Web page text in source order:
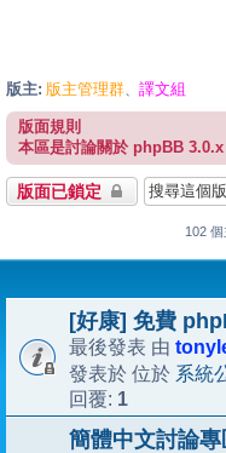
版主: 版主管理群、 譯文組
版面規則
本區是討論關於 phpBB 3.0.x
版面已鎖定
102 個
[好康] 免費
最後發表 由
發表於 位於 系統
回覆: 1
簡體中文討論